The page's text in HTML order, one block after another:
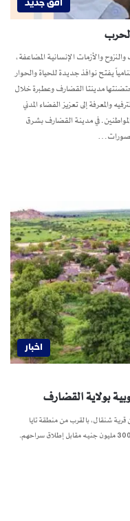
افق جديد
والأزمات الإنسانية المضاعفة،
يفتح نوافذ جديدة للحياة والحوار
مدينتا القضارف وعطبرة خلال
والمعرفة إلى تعزيز الفضاء المدني
في مدينة القضارف بشرق
اخبار
بولاية القضارف
شنقال، بالقرب من منطقة تايا
الحدودية بولاية القضارف، وطالبت بدفع فدية مالية تقدر ب300 مليون جنيه مقابل إطلاق سراحهم.